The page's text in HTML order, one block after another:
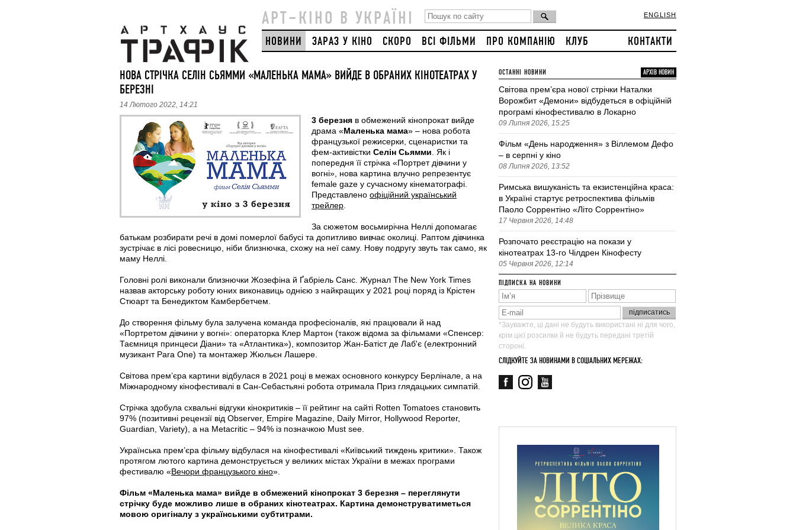
АРТ–КІНО В УКРАЇНІ ENGLISH
НОВИНИ ЗАРАЗ У КІНО СКОРО ВСІ ФІЛЬМИ ПРО КОМПАНІЮ КЛУБ КОНТАКТИ
НОВА СТРІЧКА СЕЛІН СЬЯММИ «МАЛЕНЬКА МАМА» ВИЙДЕ В ОБРАНИХ КІНОТЕАТРАХ У
БЕРЕЗНІ
14 Лютого 2022, 14:21
3 березня в обмежений кінопрокат вийде
драма «Маленька мама» – нова робота
французької режисерки, сценаристки та
фем-активістки Селін Сьямми . Як і
попередня її стрічка «Портрет дівчини у
вогні», нова картина влучно репрезентує
female gaze у сучасному кінематографі.
Представлено офіційний український
трейлер
За сюжетом восьмирічна Неллі допомагає
батькам розбирати речі в домі померлої бабусі та допитливо вивчає околиці. Раптом дівчинка
зустрічає в лісі ровесницю, ніби близнючка, схожу на неї саму. Нову подругу звуть так само, як
маму Неллі.
Головні ролі виконали близнючки Жозефіна й Ґабріель Санс. Журнал The New York Times
назвав акторську роботу юних виконавиць однією з найкращих у 2021 році поряд із Крістен
Стюарт та Бенедиктом Камбербетчем.
До створення фільму була залучена команда професіоналів, які працювали й над
«Портретом дівчини у вогні»: операторка Клер Мартон (також відома за фільмами «Спенсер:
Таємниця принцеси Діани» та «Атлантика»), композитор Жан-Батіст де Лаб'є (електронний
музикант Para One) та монтажер Жюльєн Лашере.
Світова прем’єра картини відбулася в 2021 році в межах основного конкурсу Берлінале, а на
Міжнародному кінофестивалі в Сан-Себастьяні робота отримала Приз глядацьких симпатій.
Стрічка здобула схвальні відгуки кінокритиків – її рейтинг на сайті Rotten Tomatoes становить
97% (позитивні рецензії від Observer, Empire Magazine, Daily Mirror, Hollywood Reporter,
Guardian, Variety), а на Metacritic – 94% із позначкою Must see.
Українська прем’єра фільму відбулася на кінофестивалі «Київський тиждень критики». Також
протягом лютого картина демонструється у великих містах України в межах програми
фестивалю «Вечори французького кіно».
Фільм «Маленька мама» вийде в обмежений кінопрокат 3 березня – переглянути
стрічку буде можливо лише в обраних кінотеатрах. Картина демонструватиметься
мовою оригіналу з українськими субтитрами.
ОСТАННІ НОВИНИ АРХІВ НОВИН
Світова премʼєра нової стрічки Наталки
Ворожбит «Демони» відбудеться в офіційній
програмі кінофестивалю в Локарно
09 Липня 2026, 15:25
Фільм «День народження» з Віллемом Дефо
– в серпні у кіно
08 Липня 2026, 13:52
Римська вишуканість та екзистенційна краса:
в Україні стартує ретроспектива фільмів
Паоло Соррентіно «Літо Соррентіно»
17 Червня 2026, 14:48
Розпочато реєстрацію на покази у
кінотеатрах 13-го Чілдрен Кінофесту
05 Червня 2026, 12:14
ПІДПИСКА НА НОВИНИ
*Зауважте, ці дані не будуть використані ні для чого,
крім цієї розсилки й не будуть передані третій
стороні.
СЛІДКУЙТЕ ЗА НОВИНАМИ В СОЦІАЛЬНИХ МЕРЕЖАХ: